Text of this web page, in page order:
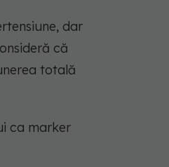
dar
că
totală
ca marker